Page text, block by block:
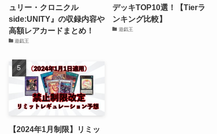
ュリー・クロニクル
side:UNITY』の収録内容や
高額レアカードまとめ！
遊戯王
デッキTOP10選！【Tierラ
ンキング比較】
遊戯王
【2024年1月制限】リミッ